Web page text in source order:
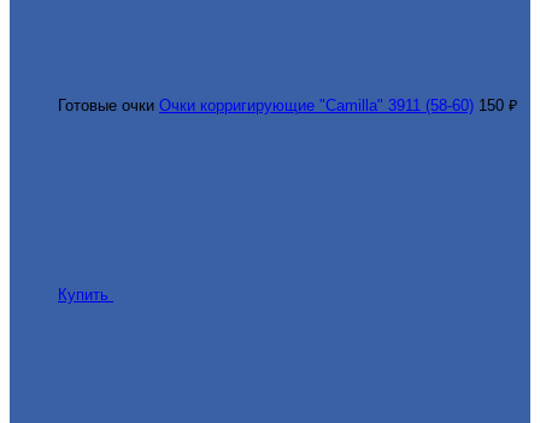
Готовые очки Очки корригирующие "Camilla" 3911 (58-60) 150 ₽
Купить